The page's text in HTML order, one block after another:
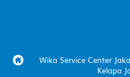
Wika Service Center
Kelapa